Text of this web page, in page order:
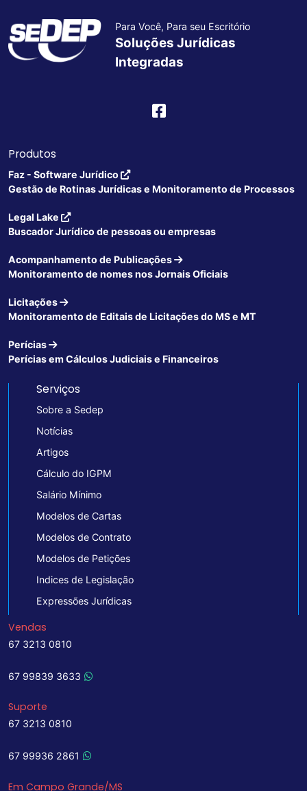
Para Você, Para seu Escritório
Soluções Jurídicas
Integradas
Produtos
Faz - Software Jurídico
Gestão de Rotinas Jurídicas e Monitoramento de Processos
Legal Lake
Buscador Jurídico de pessoas ou empresas
Acompanhamento de Publicações
Monitoramento de nomes nos Jornais Oficiais
Licitações
Monitoramento de Editais de Licitações do MS e MT
Perícias
Perícias em Cálculos Judiciais e Financeiros
Serviços
Sobre a Sedep
Notícias
Artigos
Cálculo do IGPM
Salário Mínimo
Modelos de Cartas
Modelos de Contrato
Modelos de Petições
Indices de Legislação
Expressões Jurídicas
Vendas
67 3213 0810
67 99839 3633
Suporte
67 3213 0810
67 99936 2861
Em Campo Grande/MS